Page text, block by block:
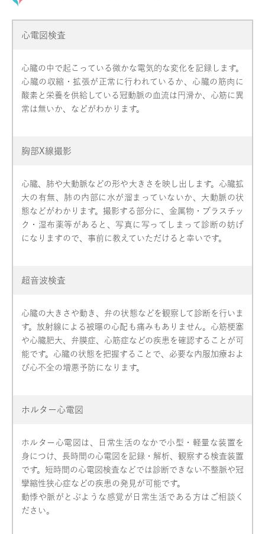
心電図検査
心臓の中で起こっている微かな電気的な変化を記録します。
心臓の収縮・拡張が正常に行われているか、心臓の筋肉に
酸素と栄養を供給している冠動脈の血流は円滑か、心筋に異
常は無いか、などがわかります。
胸部X線撮影
心臓、肺や大動脈などの形や大きさを映し出します。心臓拡
大の有無、肺の内部に水が溜まっていないか、大動脈の状
態などがわかります。撮影する部分に、金属物・プラスチッ
ク・湿布薬等があると、写真に写ってしまって診断の妨げ
になりますので、事前に教えていただけると幸いです。
超音波検査
心臓の大きさや動き、弁の状態などを観察して診断を行いま
す。放射線による被曝の心配も痛みもありません。心筋梗塞
や心臓肥大、弁膜症、心筋症などの疾患を確認することが可
能です。心臓の状態を把握することで、必要な内服加療およ
び心不全の増悪予防になります。
ホルター心電図
ホルター心電図は、日常生活のなかで小型・軽量な装置を
身につけ、長時間の心電図を記録・解析、観察する検査装置
です。短時間の心電図検査などでは診断できない不整脈や冠
攣縮性狭心症などの疾患の発見が可能です。
動悸や脈がとぶような感覚が日常生活である方はご相談く
ださい。